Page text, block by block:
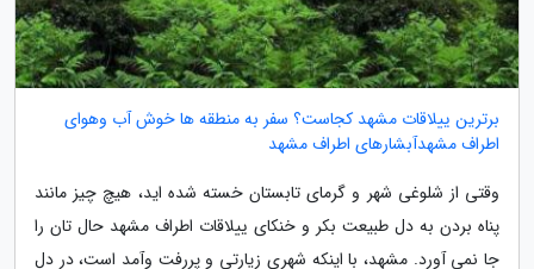
برترین ییلاقات مشهد کجاست؟ سفر به منطقه ها خوش آب وهوای
اطراف مشهدآبشارهای اطراف مشهد
وقتی از شلوغی شهر و گرمای تابستان خسته شده اید، هیچ چیز مانند
پناه بردن به دل طبیعت بکر و خنکای ییلاقات اطراف مشهد حال تان را
جا نمی آورد. مشهد، با اینکه شهری زیارتی و پررفت وآمد است، در دل